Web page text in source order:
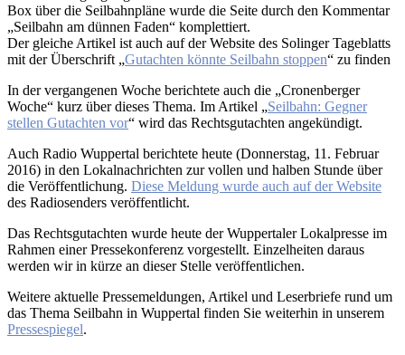
Box über die Seilbahnpläne wurde die Seite durch den Kommentar
„Seilbahn am dünnen Faden“ komplettiert.
Der gleiche Artikel ist auch auf der Website des Solinger Tageblatts
mit der Überschrift „Gutachten könnte Seilbahn stoppen“ zu finden
In der vergangenen Woche berichtete auch die „Cronenberger
Woche“ kurz über dieses Thema. Im Artikel „Seilbahn: Gegner
stellen Gutachten vor“ wird das Rechtsgutachten angekündigt.
Auch Radio Wuppertal berichtete heute (Donnerstag, 11. Februar
2016) in den Lokalnachrichten zur vollen und halben Stunde über
die Veröffentlichung. Diese Meldung wurde auch auf der Website
des Radiosenders veröffentlicht.
Das Rechtsgutachten wurde heute der Wuppertaler Lokalpresse im
Rahmen einer Pressekonferenz vorgestellt. Einzelheiten daraus
werden wir in kürze an dieser Stelle veröffentlichen.
Weitere aktuelle Pressemeldungen, Artikel und Leserbriefe rund um
das Thema Seilbahn in Wuppertal finden Sie weiterhin in unserem
Pressespiegel.